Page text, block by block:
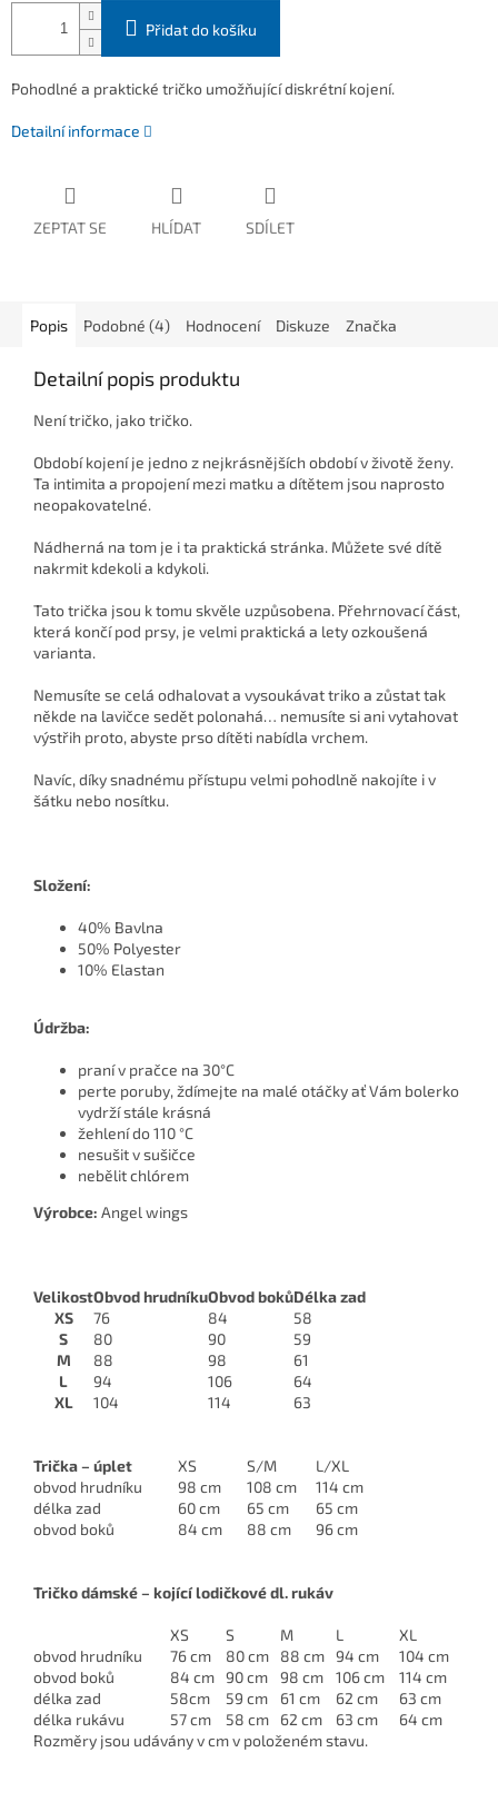
Přidat do košíku
Pohodlné a praktické tričko umožňující diskrétní kojení.
Detailní informace
ZEPTAT SE HLÍDAT SDÍLET
Popis Podobné (4) Hodnocení Diskuze Značka
Detailní popis produktu
Není tričko, jako tričko.
Období kojení je jedno z nejkrásnějších období v životě ženy.
Ta intimita a propojení mezi matku a dítětem jsou naprosto
neopakovatelné.
Nádherná na tom je i ta praktická stránka. Můžete své dítě
nakrmit kdekoli a kdykoli.
Tato trička jsou k tomu skvěle uzpůsobena. Přehrnovací část,
která končí pod prsy, je velmi praktická a lety ozkoušená
varianta.
Nemusíte se celá odhalovat a vysoukávat triko a zůstat tak
někde na lavičce sedět polonahá… nemusíte si ani vytahovat
výstřih proto, abyste prso dítěti nabídla vrchem.
Navíc, díky snadnému přístupu velmi pohodlně nakojíte i v
šátku nebo nosítku.
Složení:
40% Bavlna
50% Polyester
10% Elastan
Údržba:
praní v pračce na 30°C
perte poruby, ždímejte na malé otáčky ať Vám bolerko
vydrží stále krásná
žehlení do 110 °C
nesušit v sušičce
nebělit chlórem
Výrobce: Angel wings
VelikostObvod hrudníkuObvod bokůDélka zad
XS
76 84
58
S
80 90
59
M
88 98
61
L
94 106
64
XL
104 114 63
Trička – úplet XS S/M
L/XL
obvod hrudníku
98 cm 108 cm
114 cm
délka zad
60 cm 65 cm
65 cm
obvod boků
84 cm 88 cm 96 cm
Tričko dámské – kojící lodičkové dl. rukáv
XS S M L
XL
obvod hrudníku
76 cm 80 cm 88 cm 94 cm
104 cm
obvod boků
84 cm 90 cm 98 cm 106 cm
114 cm
délka zad
58cm 59 cm 61 cm 62 cm
63 cm
délka rukávu
57 cm 58 cm 62 cm 63 cm
64 cm
Rozměry jsou udávány v cm v položeném stavu.